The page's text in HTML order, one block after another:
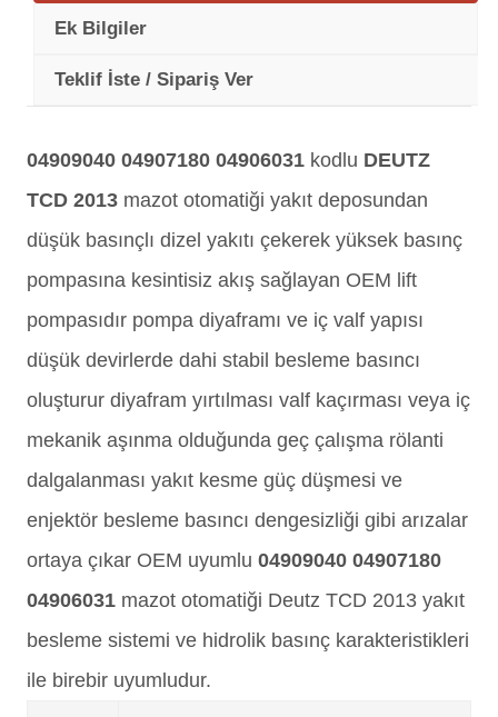
Ek Bilgiler
Teklif İste / Sipariş Ver
04909040 04907180 04906031 kodlu DEUTZ
TCD 2013 mazot otomatiği yakıt deposundan
düşük basınçlı dizel yakıtı çekerek yüksek basınç
pompasına kesintisiz akış sağlayan OEM lift
pompasıdır pompa diyaframı ve iç valf yapısı
düşük devirlerde dahi stabil besleme basıncı
oluşturur diyafram yırtılması valf kaçırması veya iç
mekanik aşınma olduğunda geç çalışma rölanti
dalgalanması yakıt kesme güç düşmesi ve
enjektör besleme basıncı dengesizliği gibi arızalar
ortaya çıkar OEM uyumlu 04909040 04907180
04906031 mazot otomatiği Deutz TCD 2013 yakıt
besleme sistemi ve hidrolik basınç karakteristikleri
ile birebir uyumludur.